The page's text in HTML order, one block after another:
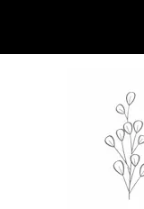
content